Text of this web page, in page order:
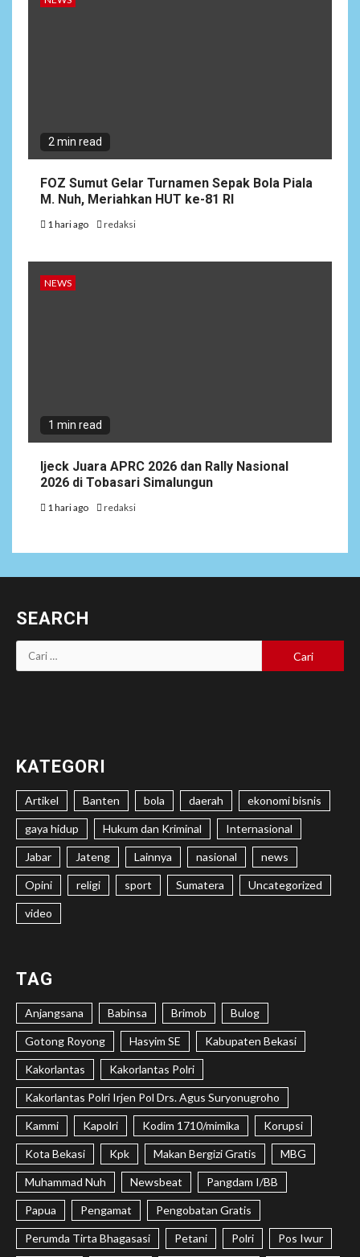
2 min read
FOZ Sumut Gelar Turnamen Sepak Bola Piala
M. Nuh, Meriahkan HUT ke-81 RI
1 hari ago redaksi
NEWS
1 min read
Ijeck Juara APRC 2026 dan Rally Nasional
2026 di Tobasari Simalungun
1 hari ago redaksi
SEARCH
Cari
untuk:
KATEGORI
Artikel Banten bola daerah ekonomi bisnis
gaya hidup Hukum dan Kriminal Internasional
Jabar Jateng Lainnya nasional news
Opini religi sport Sumatera Uncategorized
video
TAG
Anjangsana Babinsa Brimob Bulog
Gotong Royong Hasyim SE Kabupaten Bekasi
Kakorlantas Kakorlantas Polri
Kakorlantas Polri Irjen Pol Drs. Agus Suryonugroho
Kammi Kapolri Kodim 1710/mimika Korupsi
Kota Bekasi Kpk Makan Bergizi Gratis MBG
Muhammad Nuh Newsbeat Pangdam I/BB
Papua Pengamat Pengobatan Gratis
Perumda Tirta Bhagasasi Petani Polri Pos Iwur